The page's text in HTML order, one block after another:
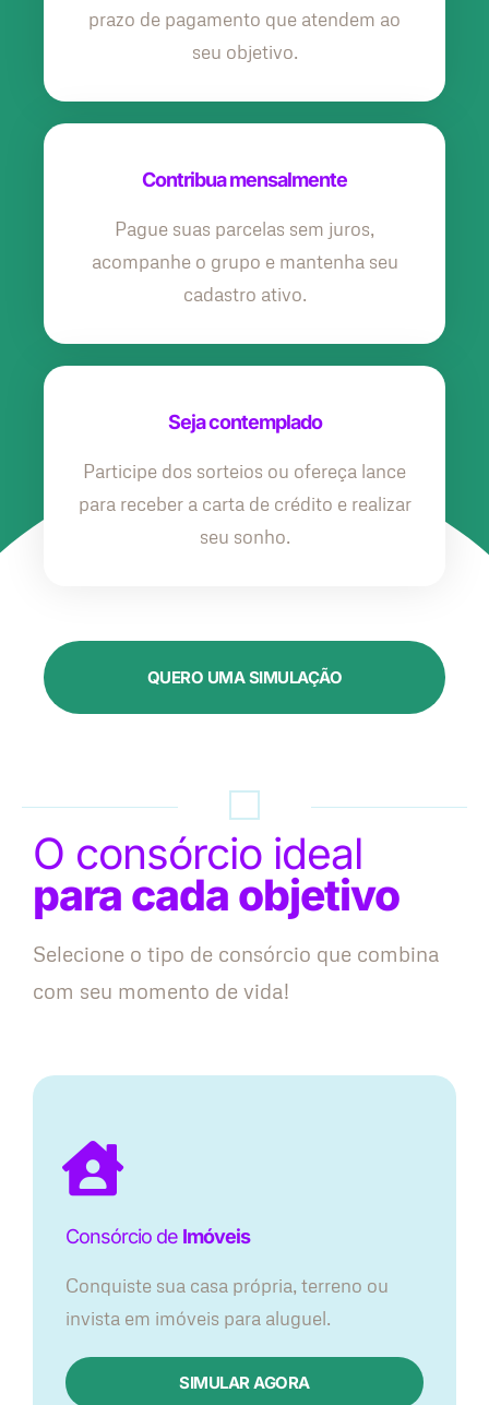
prazo de pagamento que atendem ao
seu objetivo.
Contribua mensalmente
Pague suas parcelas sem juros,
acompanhe o grupo e mantenha seu
cadastro ativo.
Seja contemplado
Participe dos sorteios ou ofereça lance
para receber a carta de crédito e realizar
seu sonho.
QUERO UMA SIMULAÇÃO
O consórcio ideal
para cada objetivo
Selecione o tipo de consórcio que combina
com seu momento de vida!
Consórcio de Imóveis
Conquiste sua casa própria, terreno ou
invista em imóveis para aluguel.
SIMULAR AGORA​